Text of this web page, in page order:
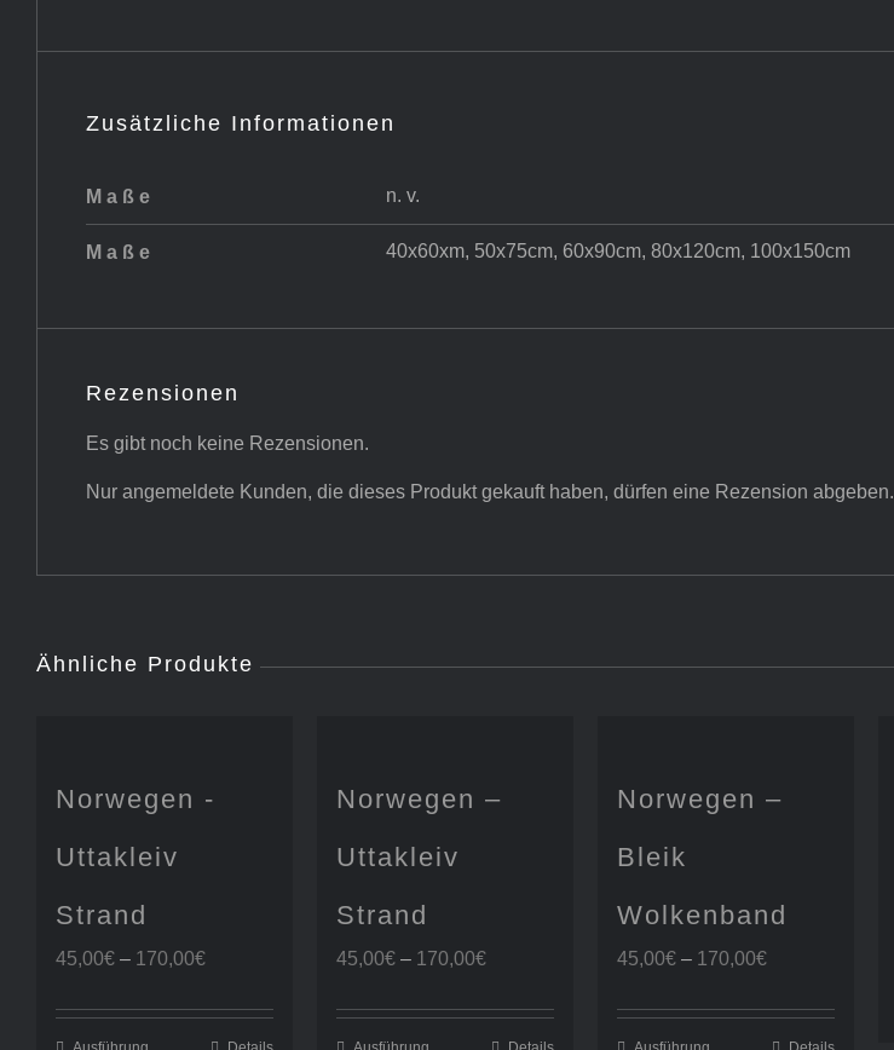
Zusätzliche Informationen
Maße n. v.
Maße 40x60xm, 50x75cm, 60x90cm, 80x120cm, 100x150cm
Rezensionen
Es gibt noch keine Rezensionen.
Nur angemeldete Kunden, die dieses Produkt gekauft haben, dürfen eine Rezension abgeben.
Ähnliche Produkte
Norwegen -
Uttakleiv
Strand
45,00€ – 170,00€Preisspanne:
bis
170,00€
Norwegen –
Uttakleiv
Strand
45,00€ – 170,00€Preisspanne:
bis
170,00€
Norwegen –
Bleik
Wolkenband
45,00€ – 170,00€Preisspanne:
bis
170,00€